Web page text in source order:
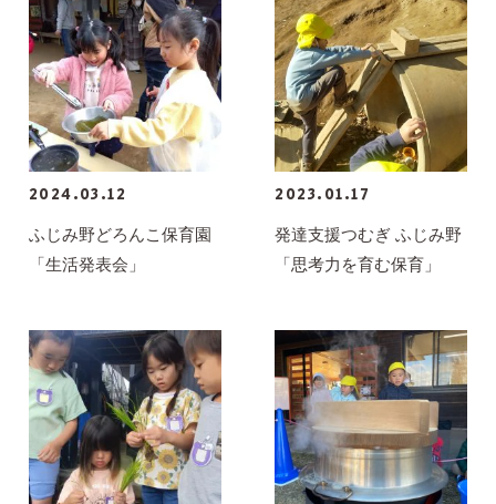
2024.03.12
ふじみ野どろんこ保育園
「生活発表会」
2023.01.17
発達支援つむぎ ふじみ野
「思考力を育む保育」